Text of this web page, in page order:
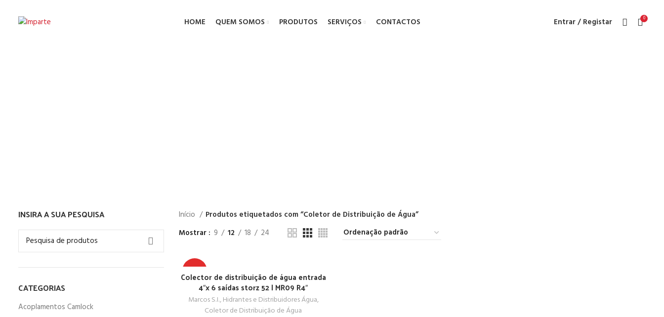
HOME QUEM SOMOS PRODUTOS SERVIÇOS CONTACTOS Entrar / Registar 0
INSIRA A SUA PESQUISA
CATEGORIAS
Acoplamentos Camlock
Início
Produtos etiquetados com “Coletor de Distribuição de Água”
Mostrar
9 12 18 24
TOP
Colector de distribuição de água entrada
4″x 6 saídas storz 52 | MR09 R4″
Marcos S.I., Hidrantes e Distribuidores Água,
Coletor de Distribuição de Água